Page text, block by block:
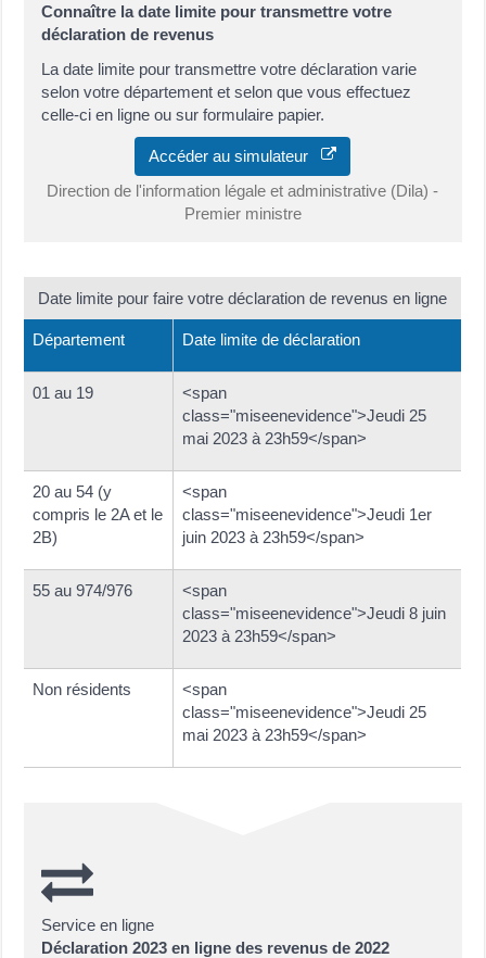
Connaître la date limite pour transmettre votre
déclaration de revenus
La date limite pour transmettre votre déclaration varie
selon votre département et selon que vous effectuez
celle-ci en ligne ou sur formulaire papier.
Accéder au simulateur
Direction de l'information légale et administrative (Dila) -
Premier ministre
Date limite pour faire votre déclaration de revenus en ligne
Département Date limite de déclaration
01 au 19
<span
class="miseenevidence">Jeudi 25
mai 2023 à 23h59</span>
20 au 54 (y
compris le 2A et le
2B)
<span
class="miseenevidence">Jeudi 1er
juin 2023 à 23h59</span>
55 au 974/976
<span
class="miseenevidence">Jeudi 8 juin
2023 à 23h59</span>
Non résidents
<span
class="miseenevidence">Jeudi 25
mai 2023 à 23h59</span>
Service en ligne
Déclaration 2023 en ligne des revenus de 2022